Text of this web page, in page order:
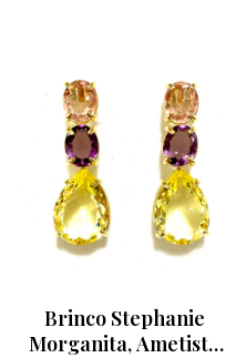
Brinco Stephanie
Morganita, Ametista